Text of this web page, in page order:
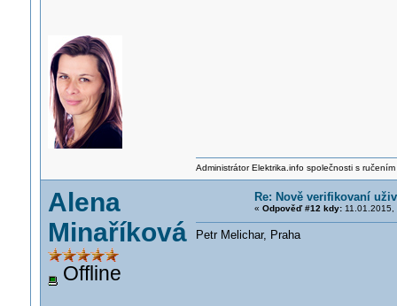
Administrátor Elektrika.info společnosti s
Alena
Minaříková
Offline
Re: Nově verifikovaní
« Odpověď #12 kdy:11.01.2015,
Petr Melichar, Praha